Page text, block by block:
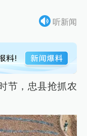
听新闻
节，忠县抢抓农